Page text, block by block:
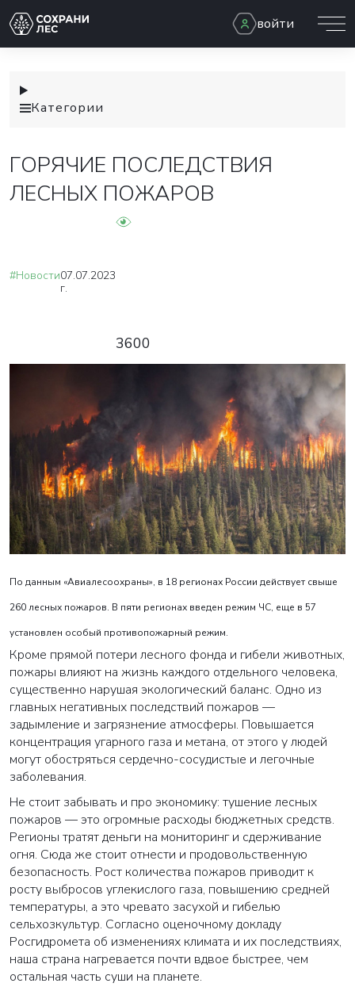
войти
Категории
ГОРЯЧИЕ ПОСЛЕДСТВИЯ
ЛЕСНЫХ ПОЖАРОВ
#Новости07.07.2023
г.
3600
По данным «Авиалесоохраны», в 18 регионах России действует свыше
260 лесных пожаров. В пяти регионах введен режим ЧС, еще в 57
установлен особый противопожарный режим.
Кроме прямой потери лесного фонда и гибели животных,
пожары влияют на жизнь каждого отдельного человека,
существенно нарушая экологический баланс. Одно из
главных негативных последствий пожаров —
задымление и загрязнение атмосферы. Повышается
концентрация угарного газа и метана, от этого у людей
могут обостряться сердечно-сосудистые и легочные
заболевания.
Не стоит забывать и про экономику: тушение лесных
пожаров — это огромные расходы бюджетных средств.
Регионы тратят деньги на мониторинг и сдерживание
огня. Сюда же стоит отнести и продовольственную
безопасность. Рост количества пожаров приводит к
росту выбросов углекислого газа, повышению средней
температуры, а это чревато засухой и гибелью
сельхозкультур. Согласно оценочному докладу
Росгидромета об изменениях климата и их последствиях,
наша страна нагревается почти вдвое быстрее, чем
остальная часть суши на планете.